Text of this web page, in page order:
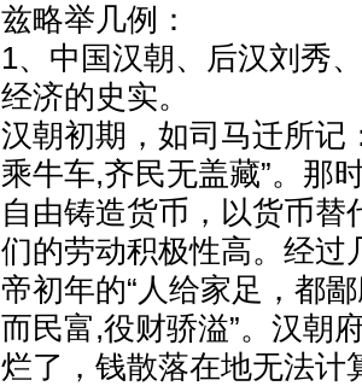
兹略举几例：
1、中国汉朝、后汉刘秀
经济的史实。
汉朝初期，如司马迁所记
乘牛车,齐民无盖藏”。那
自由铸造货币，以货币
们的劳动积极性高。经过
帝初年的“人给家足，都
而民富,役财骄溢”。汉朝
烂了，钱散落在地无法计